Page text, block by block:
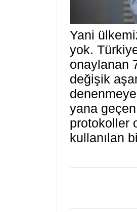
Yani
yok.
onaylanan
değişik
yana
protokoller
kullanılan